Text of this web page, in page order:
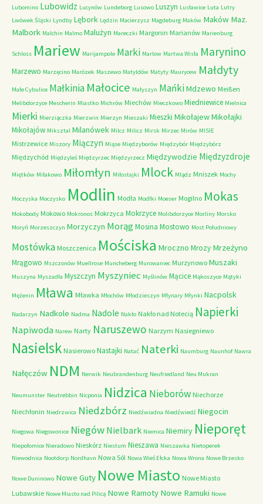
Lubomino Lubowidz Lucynów Lundeborg Lusowo Luszyn Lusławice Luta Lutry
Lwówek Śląski Lyndby Lębork Lędzin Macierzysz Magdeburg Maków Maków Maz.
Malbork Malchin Malmo Malużyn Mareczki Margonin Marianów Marienburg
Schloss Mariew Marijampole Marki Marlow Martwa Wisła Marynino
Marzewo Marzęcino Marózek Maszewo Matyldów Matyty Maurycew Małdyty
Małe Cybulice Małkinia Małocice Małyszyn MańkiMdzewo Meißen
Melibdorzyce Mescherin Miastko Michrów Miechów Mieczkowo Miedniewice Mielnica
Mierki Mierziączka Mierzwin Mierzyn Mieszaki Mieszki MikołajewMikołajki
Mikołajów Miksztal Milanówek Milcz Milicz Mirsk Mirzec Mirów MISIE
Mistrzewice Miszory Miączyn Miąse Międzyborów Międzybór Międzybórz
Międzychód Międzyleś Międzyrzec Międzyrzecz Międzywodzie Międzyzdroje
Miętków Miłakowo Miłomłyn Miłostajki Mlock Mlądz Mniszek Mochy
Moczyska Moczysko Modlin Modła Modłki Moeser Mogilno Mokas
Mokobody Mokowo Mokronos Mokrzyca Mokrzyce Molibdorzyce Morliny Morsko
Moryń Morzeszczyn Morzyczyn MorągMosina Mostowo Most Południowy
Mostówka Moszczenica Mościska Mroczno Mrozy Mrzeżyno
Mrągowo Mszczonów Muellrose Muncheberg Murowaniec Murzynowo Muszaki
Muszyna Myszadła Myszczyn Myszyniec Myślinów Mącice Mąkoszyce Mątyki
Mężenin Mława Mławka Młochów Młodzieszyn Młynary Młynki Nacpolsk
Nadarzyn Nadkole Nadma Nadole Nakło Nakło nad Notecią Napierki
Napiwoda Narew Narty Naruszewo Narzym Nasiegniewo
Nasielsk Nasierowo Nastajki Natać Naterki Naumburg Naunhof Nawra
Nałęczów NDM Nerwik Neubrandenburg Neufriedland Neu Mukran
Neumunster Neutrebbin Nicponia Nidzica Nieborów Niechorze
Niechłonin Niedrzwica Niedzbórz Niedźwiadna Niedźwiedź Niegocin
Niegowa Niegowonice Niegów Nielbark Niemica Niemiry Nieporęt
Niepołomice Nieradowo Nieskórz Niestum Nieszawa Nieszawka Nietoperek
Niewodnica Nootdorp Nordhavn Nowa Sól Nowa Wieś Ełcka Nowa Wrona Nowe Brzesko
Nowe Duninowo Nowe Guty Nowe Miasto Nowe Miasto
Lubawskie Nowe Miasto nad Pilicą Nowe Ramoty Nowe Ramuki Nowe